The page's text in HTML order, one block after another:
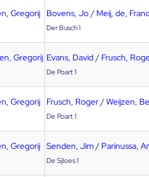
Gregorij Bovens, Jo/ Meij, de,
Der Busch 1
Gregorij Evans, David/ Frusch,
De Poart 1
Gregorij Frusch, Roger/Weijzen,
De Poart 1
Gregorij Senden, Jim/ Parinussa,
De Sjloes 1